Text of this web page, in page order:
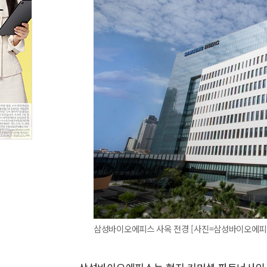
삼성바이오에피스 사옥 전경 [사진=삼성바이오에